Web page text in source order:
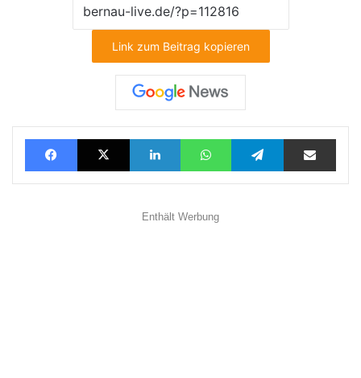
Link zum Beitrag kopieren
FacebookX LinkedInWhatsAppTelegramTeilen via E-Mail
Enthält Werbung